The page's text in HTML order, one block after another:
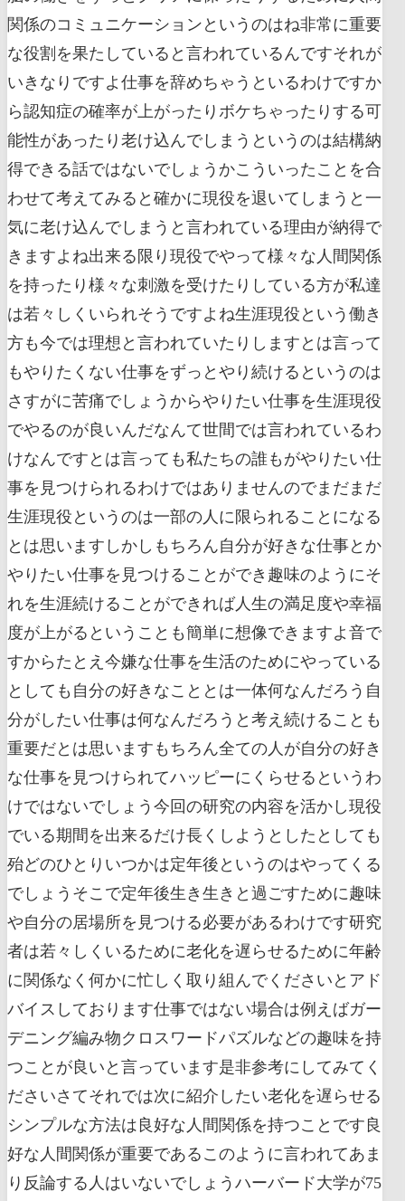
関係のコミュニケーションというのはね非常に重要
な役割を果たしていると言われているんですそれが
いきなりですよ仕事を辞めちゃうといるわけですか
ら認知症の確率が上がったりボケちゃったりする可
能性があったり老け込んでしまうというのは結構納
得できる話ではないでしょうかこういったことを合
わせて考えてみると確かに現役を退いてしまうと一
気に老け込んでしまうと言われている理由が納得で
きますよね出来る限り現役でやって様々な人間関係
を持ったり様々な刺激を受けたりしている方が私達
は若々しくいられそうですよね生涯現役という働き
方も今では理想と言われていたりしますとは言って
もやりたくない仕事をずっとやり続けるというのは
さすがに苦痛でしょうからやりたい仕事を生涯現役
でやるのが良いんだなんて世間では言われているわ
けなんですとは言っても私たちの誰もがやりたい仕
事を見つけられるわけではありませんのでまだまだ
生涯現役というのは一部の人に限られることになる
とは思いますしかしもちろん自分が好きな仕事とか
やりたい仕事を見つけることができ趣味のようにそ
れを生涯続けることができれば人生の満足度や幸福
度が上がるということも簡単に想像できますよ音で
すからたとえ今嫌な仕事を生活のためにやっている
としても自分の好きなこととは一体何なんだろう自
分がしたい仕事は何なんだろうと考え続けることも
重要だとは思いますもちろん全ての人が自分の好き
な仕事を見つけられてハッピーにくらせるというわ
けではないでしょう今回の研究の内容を活かし現役
でいる期間を出来るだけ長くしようとしたとしても
殆どのひとりいつかは定年後というのはやってくる
でしょうそこで定年後生き生きと過ごすために趣味
や自分の居場所を見つける必要があるわけです研究
者は若々しくいるために老化を遅らせるために年齢
に関係なく何かに忙しく取り組んでくださいとアド
バイスしております仕事ではない場合は例えばガー
デニング編み物クロスワードパズルなどの趣味を持
つことが良いと言っています是非参考にしてみてく
ださいさてそれでは次に紹介したい老化を遅らせる
シンプルな方法は良好な人間関係を持つことです良
好な人間関係が重要であるこのように言われてあま
り反論する人はいないでしょうハーバード大学が75